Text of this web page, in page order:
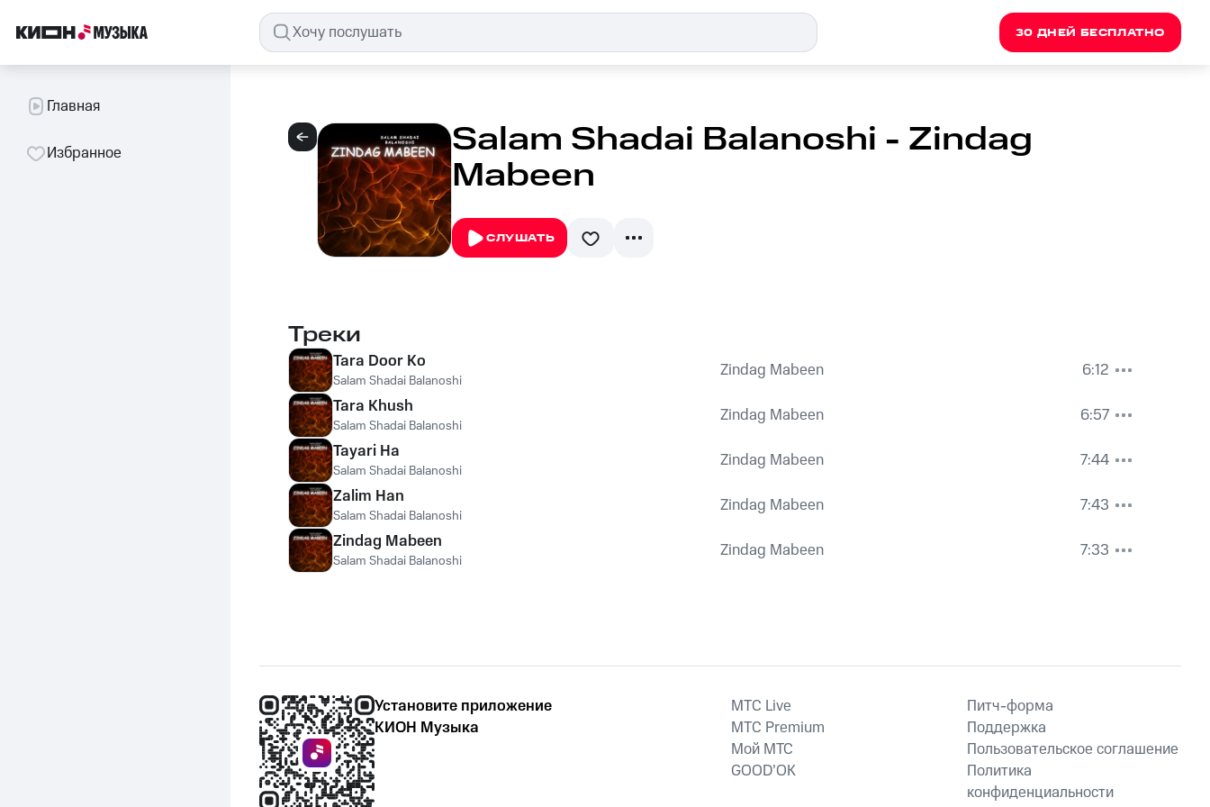
30 ДНЕЙ БЕСПЛАТНО
Главная
Избранное Salam Shadai Balanoshi - Zindag
Mabeen
СЛУШАТЬ
Треки
Tara Door Ko
Salam Shadai Balanoshi Zindag Mabeen
6:12
Tara Khush
Salam Shadai Balanoshi Zindag Mabeen
6:57
Tayari Ha
Salam Shadai Balanoshi Zindag Mabeen
7:44
Zalim Han
Salam Shadai Balanoshi Zindag Mabeen
7:43
Zindag Mabeen
Salam Shadai Balanoshi Zindag Mabeen 7:33
Установите приложение
КИОН Музыка
MTС Live
MTС Premium
Мой МТС
GOOD’OK
Питч-форма
Поддержка
Пользовательское соглашение
Политика
конфиденциальности